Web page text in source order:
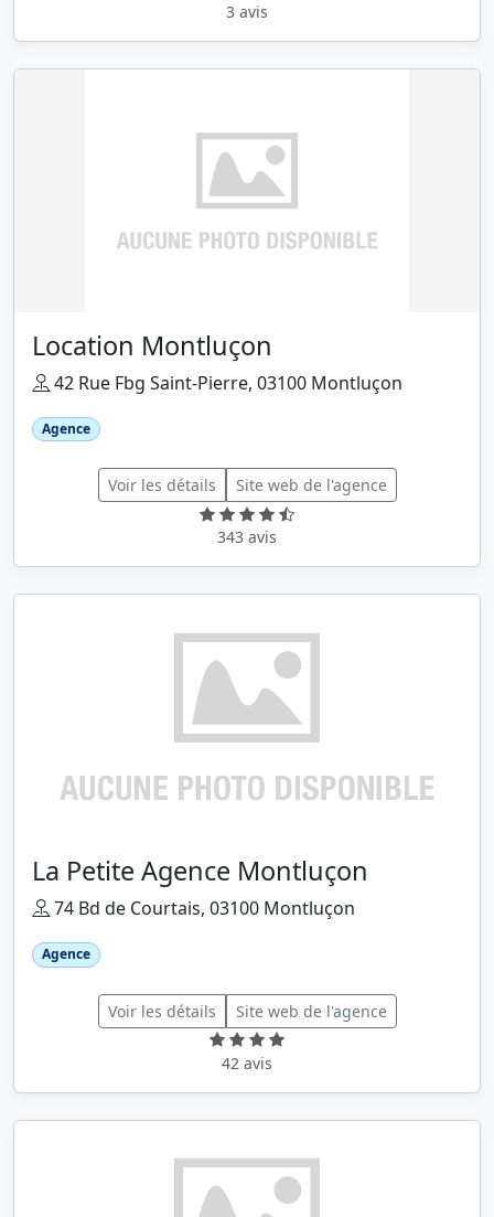
3 avis
Location Montluçon
42 Rue Fbg Saint-Pierre, 03100 Montluçon
Agence
Voir les détails Site web de l'agence
343 avis
La Petite Agence Montluçon
74 Bd de Courtais, 03100 Montluçon
Agence
Voir les détails Site web de l'agence
42 avis